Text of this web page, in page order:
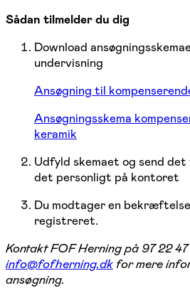
Sådan tilmelder du dig
Download
undervisning
Ansøgning til
Ansøgningsskema
keramik
Udfyld skemaet og send
det personligt på kontoret
Du modtager en
registreret.
Kontakt FOF Herning på 97 22
info@fofherning.dkfor mere
ansøgning.